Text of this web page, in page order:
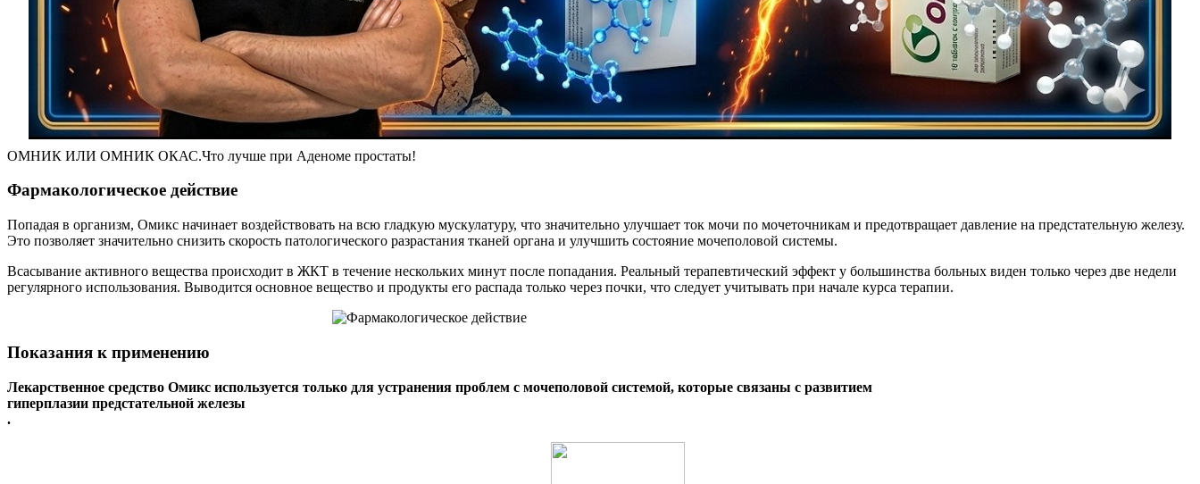
ОМНИК ИЛИ ОМНИК ОКАС.Что лучше при Аденоме простаты!
Фармакологическое действие
Попадая в организм, Омикс начинает воздействовать на всю гладкую мускулатуру, что значительно улучшает ток мочи по мочеточникам и предотвращает давление на предстательную железу.
Это позволяет значительно снизить скорость патологического разрастания тканей органа и улучшить состояние мочеполовой системы.
Всасывание активного вещества происходит в ЖКТ в течение нескольких минут после попадания. Реальный терапевтический эффект у большинства больных виден только через две недели
регулярного использования. Выводится основное вещество и продукты его распада только через почки, что следует учитывать при начале курса терапии.
Показания к применению
Лекарственное средство Омикс используется только для устранения проблем с мочеполовой системой, которые связаны с развитием
гиперплазии предстательной железы
.